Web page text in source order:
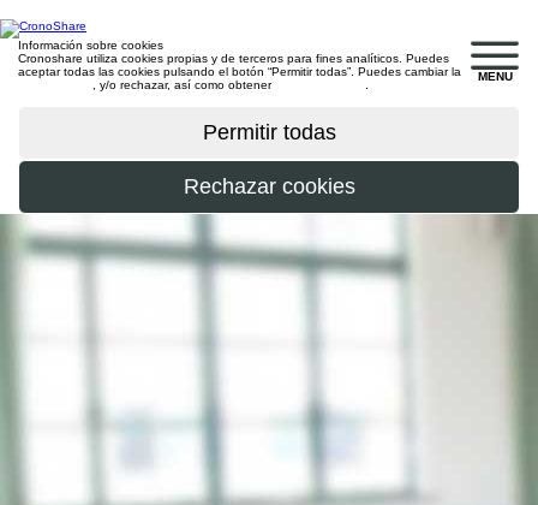
MENU
Información sobre cookies
Cronoshare utiliza cookies propias y de terceros para fines analíticos. Puedes
aceptar todas las cookies pulsando el botón “Permitir todas”. Puedes cambiar la
, y/o rechazar, así como obtener